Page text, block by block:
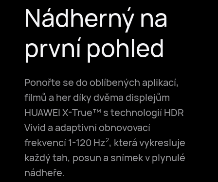
Nádherný na
první pohled
Ponořte se do oblíbených aplikací,
filmů a her díky dvěma displejům
HUAWEI X-True™ s technologií HDR
Vivid a adaptivní obnovovací
frekvencí 1-120 Hz2, která vykresluje
každý tah, posun a snímek v plynulé
nádheře.